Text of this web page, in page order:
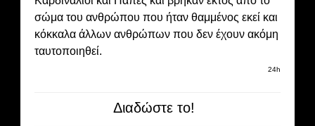
σώμα του ανθρώπου που ήταν θαμμένος εκεί και
κόκκαλα άλλων ανθρώπων που δεν έχουν ακόμη
ταυτοποιηθεί.
24h
Διαδώστε το!